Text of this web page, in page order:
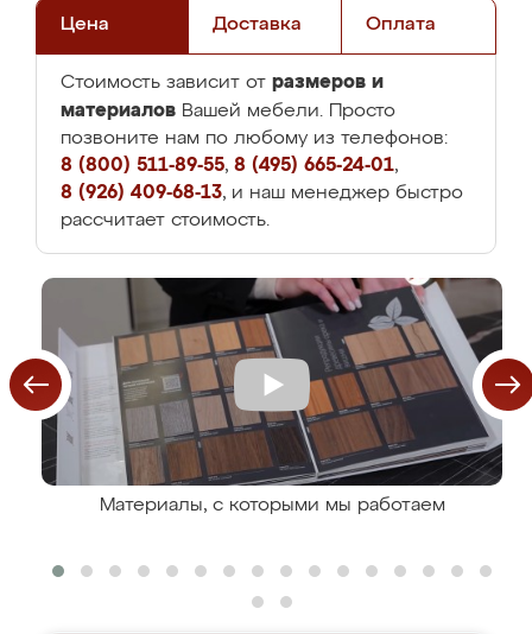
Цена Доставка Оплата
Стоимость зависит от размеров и
материалов Вашей мебели. Просто
позвоните нам по любому из телефонов:
8 (800) 511-89-55, 8 (495) 665-24-01,
8 (926) 409-68-13, и наш менеджер быстро
рассчитает стоимость.
Материалы, с которыми мы работаем